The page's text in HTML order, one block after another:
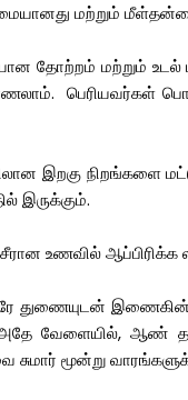
மற்றும்
தோற்றம் மற்றும்
பெரியவர்கள்
இறகு நிறங்களை
இருக்கும்.
உணவில்
துணையுடன்
அதே வேளையில்,
மூன்று